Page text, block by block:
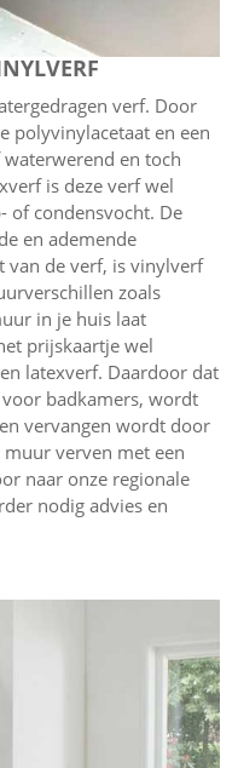
verf. Door
polyvinylacetaat en een
en toch
is deze verf wel
of condensvocht. De
en ademende
van de verf, is vinylverf
zoals
in je huis laat
prijskaartje wel
latexverf. Daardoor dat
badkamers, wordt
vervangen wordt door
verven met een
naar onze regionale
nodig advies en